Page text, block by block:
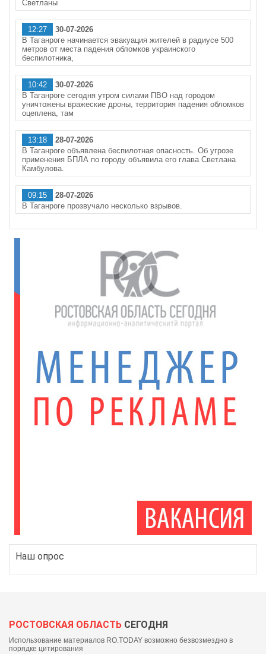
Светланы
12:27
30-07-2026
В Таганроге начинается эвакуация жителей в радиусе 500
метров от места падения обломков украинского
беспилотника,
10:42
30-07-2026
В Таганроге сегодня утром силами ПВО над городом
уничтожены вражеские дроны, территория падения обломков
оцеплена, там
13:18
28-07-2026
В Таганроге объявлена беспилотная опасность. Об угрозе
применения БПЛА по городу объявила его глава Светлана
Камбулова.
09:15
28-07-2026
В Таганроге прозвучало несколько взрывов.
Наш опрос
РОСТОВСКАЯ ОБЛАСТЬ СЕГОДНЯ
Использование материалов RO.TODAY возможно безвозмездно в
порядке цитирования